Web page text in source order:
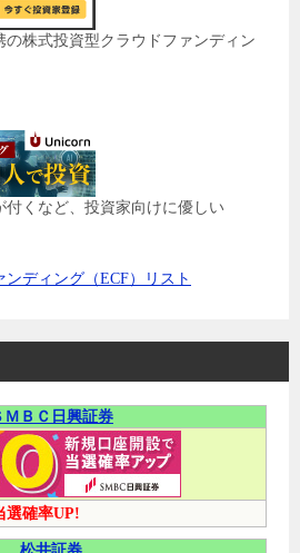
の株式投資型クラウドファンディン
くなど、投資家向けに優しい
ディング（ECF）リスト
ＭＢＣ日興証券
選確率UP!